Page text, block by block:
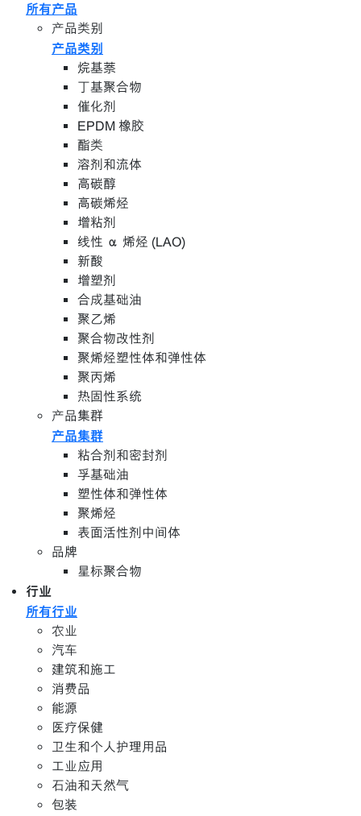
所有产品
产品类别
产品类别
烷基萘
丁基聚合物
催化剂
EPDM 橡胶
酯类
溶剂和流体
高碳醇
高碳烯烃
增粘剂
线性 α 烯烃 (LAO)
新酸
增塑剂
合成基础油
聚乙烯
聚合物改性剂
聚烯烃塑性体和弹性体
聚丙烯
热固性系统
产品集群
产品集群
粘合剂和密封剂
孚基础油
塑性体和弹性体
聚烯烃
表面活性剂中间体
品牌
星标聚合物
行业
所有行业
农业
汽车
建筑和施工
消费品
能源
医疗保健
卫生和个人护理用品
工业应用
石油和天然气
包装